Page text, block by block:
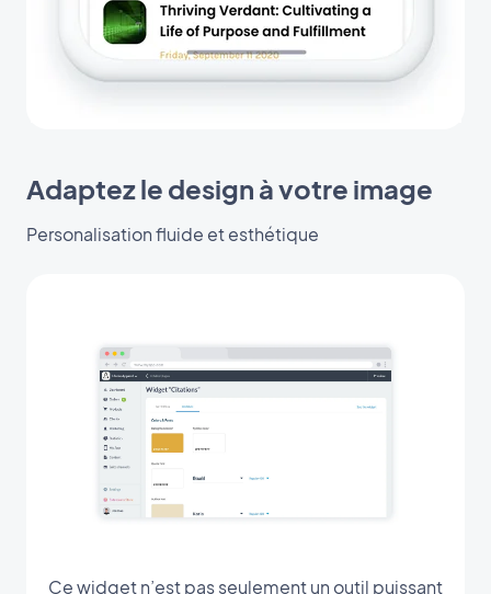
Adaptez le design à votre image
Personalisation fluide et esthétique
Ce widget n’est pas seulement un outil puissant